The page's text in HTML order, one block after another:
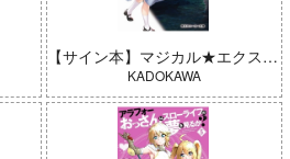
黄泉のツガイ 【サイン本】マジカル★エクスプローラー エロゲの友人キャラに転生したけど、ゲーム知識使って自由に生きる 14
KADOKAWA